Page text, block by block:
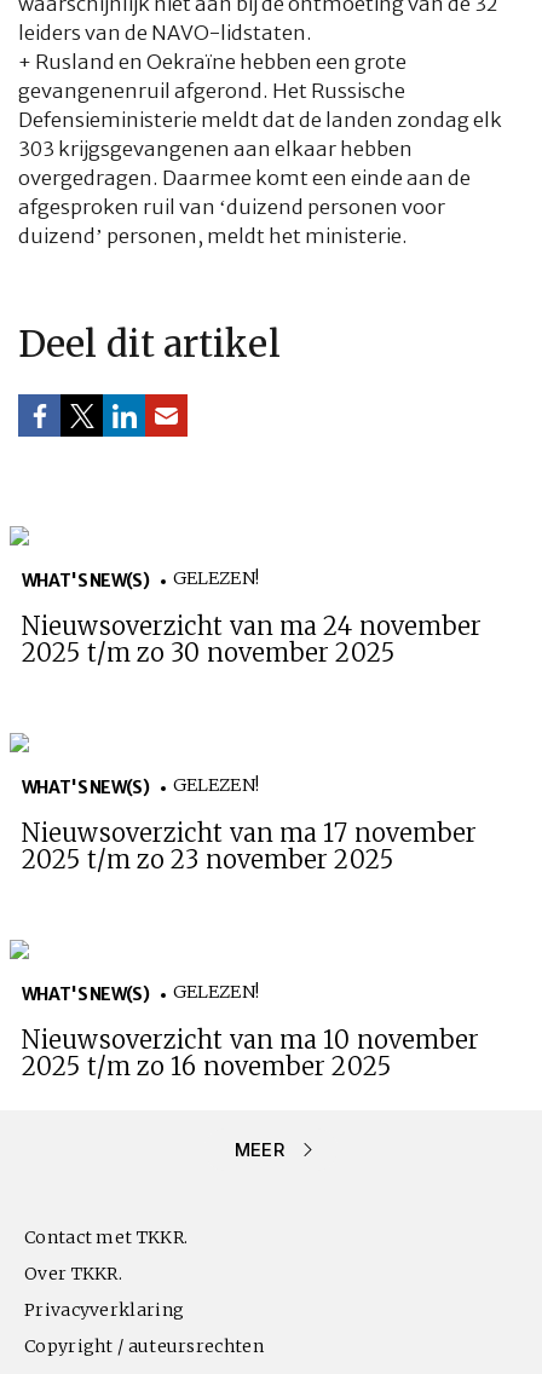
leiders van de NAVO-lidstaten.
+ Rusland en Oekraïne hebben een grote
gevangenenruil afgerond. Het Russische
Defensieministerie meldt dat de landen zondag elk
303 krijgsgevangenen aan elkaar hebben
overgedragen. Daarmee komt een einde aan de
afgesproken ruil van ‘duizend personen voor
duizend’ personen, meldt het ministerie.
Deel dit artikel
WHAT'S NEW(S) GELEZEN!
Nieuwsoverzicht van ma 24 november
2025 t/m zo 30 november 2025
WHAT'S NEW(S) GELEZEN!
Nieuwsoverzicht van ma 17 november
2025 t/m zo 23 november 2025
WHAT'S NEW(S) GELEZEN!
Nieuwsoverzicht van ma 10 november
2025 t/m zo 16 november 2025
MEER
Contact met TKKR.
Over TKKR.
Privacyverklaring
Copyright / auteursrechten